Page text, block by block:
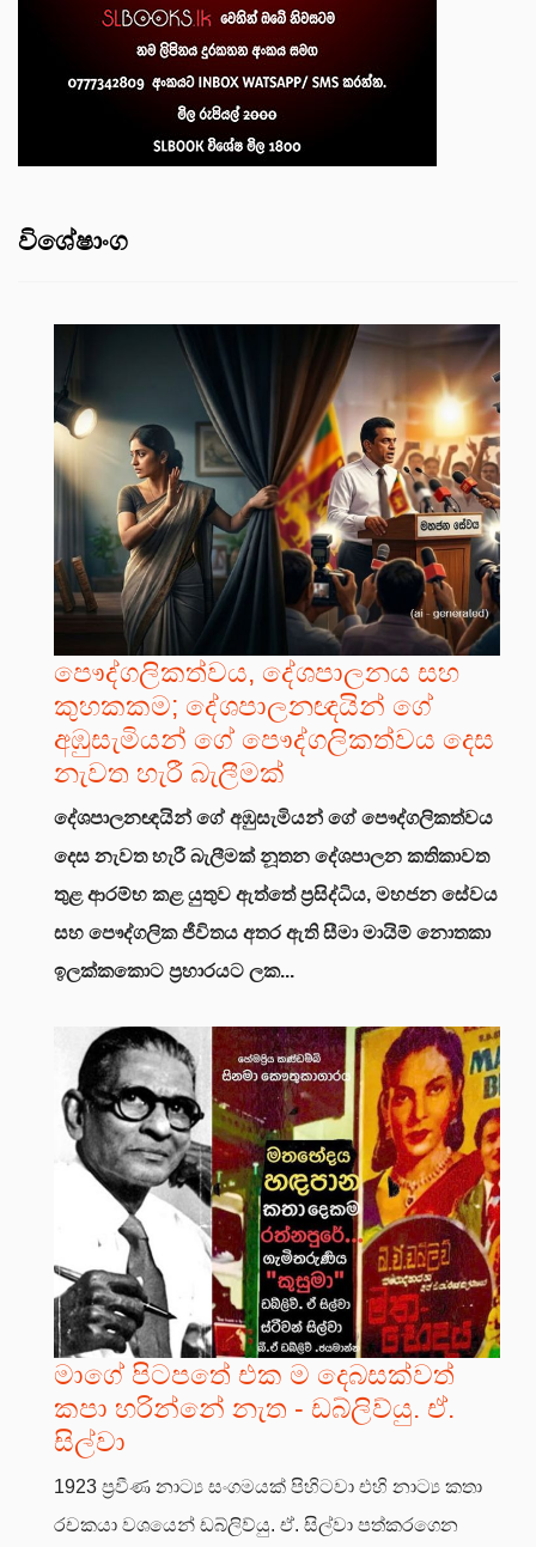
විශේෂාංග
පෞද්ගලිකත්වය, දේශපාලනය සහ
කුහකකම; දේශපාලනඥයින් ගේ
අඹුසැමියන් ගේ පෞද්ගලිකත්වය දෙස
නැවත හැරී බැලීමක්
දේශපාලනඥයින් ගේ අඹුසැමියන් ගේ පෞද්ගලිකත්වය
දෙස නැවත හැරී බැලීමක්නූතන දේශපාලන කතිකාවත
තුළ ආරම්භ කළ යුතුව ඇත්තේ ප්‍රසිද්ධිය, මහජන සේවය
සහ පෞද්ගලික ජීවිතය අතර ඇති සීමා මායිම් නොතකා
ඉලක්කකොට ප්‍රහාරයට ලක...
මාගේ පිටපතේ එක ම දෙබසක්වත්
කපා හරින්නේ නැත - ඩබ්ලිව්යු. ඒ.
සිල්වා
1923 ප්‍රවීණ නාට්‍ය සංගමයක් පිහිටවා එහි නාට්‍ය කතා
රචකයා වශයෙන් ඩබ්ලිව්යු. ඒ. සිල්වා පත්කරගෙන